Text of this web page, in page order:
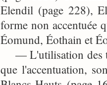
Elendil (page 228),
forme non accentuée
Éomund, Éothain et
— L'utilisation des
que l'accentuation,